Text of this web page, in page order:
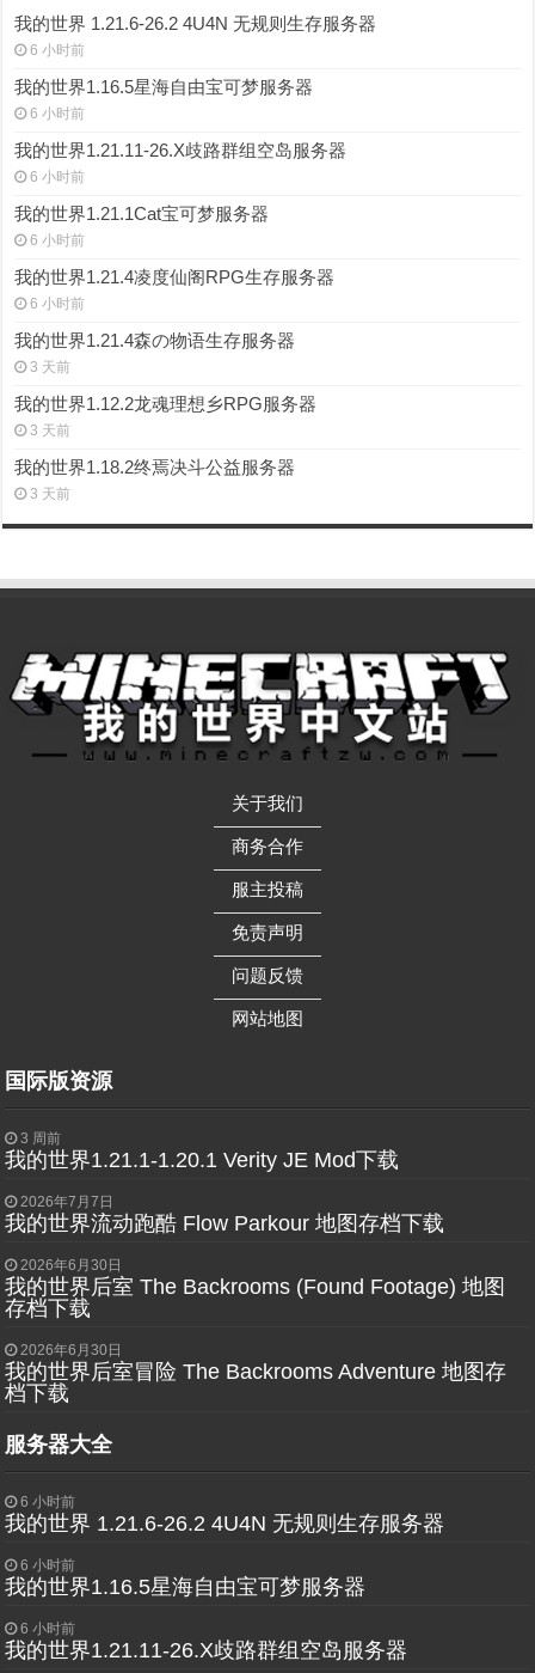
我的世界 1.21.6-26.2 4U4N 无规则生存服务器
6 小时前
我的世界1.16.5星海自由宝可梦服务器
6 小时前
我的世界1.21.11-26.X歧路群组空岛服务器
6 小时前
我的世界1.21.1Cat宝可梦服务器
6 小时前
我的世界1.21.4凌度仙阁RPG生存服务器
6 小时前
我的世界1.21.4森の物语生存服务器
3 天前
我的世界1.12.2龙魂理想乡RPG服务器
3 天前
我的世界1.18.2终焉决斗公益服务器
3 天前
关于我们
——————
商务合作
——————
服主投稿
——————
免责声明
——————
问题反馈
——————
网站地图
国际版资源
3 周前
我的世界1.21.1-1.20.1 Verity JE Mod下载
2026年7月7日
我的世界流动跑酷 Flow Parkour 地图存档下载
2026年6月30日
我的世界后室 The Backrooms (Found Footage) 地图
存档下载
2026年6月30日
我的世界后室冒险 The Backrooms Adventure 地图存
档下载
服务器大全
6 小时前
我的世界 1.21.6-26.2 4U4N 无规则生存服务器
6 小时前
我的世界1.16.5星海自由宝可梦服务器
6 小时前
我的世界1.21.11-26.X歧路群组空岛服务器